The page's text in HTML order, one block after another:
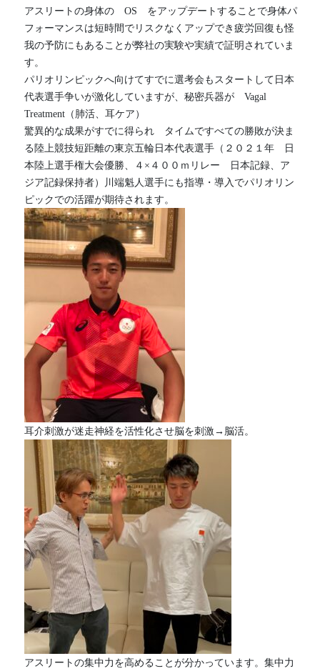
アスリートの身体の　OS　をアップデートすることで身体パ
フォーマンスは短時間でリスクなくアップでき疲労回復も怪
我の予防にもあることが弊社の実験や実績で証明されていま
す。
パリオリンピックへ向けてすでに選考会もスタートして日本
代表選手争いが激化していますが、秘密兵器が　Vagal
Treatment（肺活、耳ケア）
驚異的な成果がすでに得られ　タイムですべての勝敗が決ま
る陸上競技短距離の東京五輪日本代表選手（２０２１年　日
本陸上選手権大会優勝、４×４００ｍリレー　日本記録、ア
ジア記録保持者）川端魁人選手にも指導・導入でパリオリン
ピックでの活躍が期待されます。
耳介刺激が迷走神経を活性化させ脳を刺激→脳活。
アスリートの集中力を高めることが分かっています。集中力